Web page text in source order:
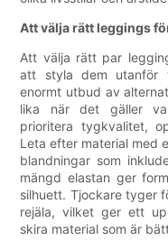
Att välja rätt leggings
Att välja rätt par
att styla dem utanför
enormt utbud av
lika när det gäller
prioritera tygkvalitet,
Leta efter material med
blandningar som
mängd elastan ger
silhuett. Tjockare tyger
rejäla, vilket ger ett
skira material som är